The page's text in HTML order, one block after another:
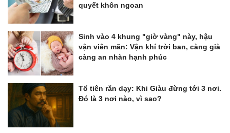
quyết khôn ngoan
Sinh vào 4 khung "giờ vàng" này, hậu
vận viên mãn: Vận khí trời ban, càng già
càng an nhàn hạnh phúc
Tổ tiên răn dạy: Khi Giàu đừng tới 3 nơi.
Đó là 3 nơi nào, vì sao?